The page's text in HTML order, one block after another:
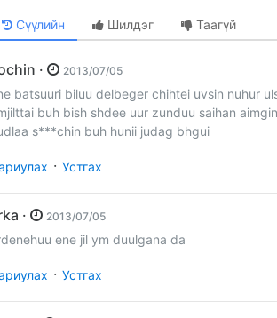
Сүүлийн Шилдэг Таагүй
zochin · 2013/07/05
batsuuri biluu delbeger chihtei uvsin nuhur
buh bish shdee uur zunduu saihan
s***chin buh hunii judag bhgui
· Устгах
erka · 2013/07/05
ene jil ym duulgana da
· Устгах